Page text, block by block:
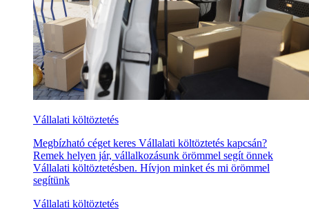
Vállalati költöztetés
Megbízható céget keres Vállalati költöztetés kapcsán?
Remek helyen jár, vállalkozásunk örömmel segít önnek
Vállalati költöztetésben. Hívjon minket és mi örömmel
segítünk
Vállalati költöztetés